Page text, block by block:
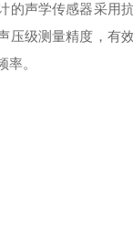
的声学传感器采用
压级测量精度，有
。